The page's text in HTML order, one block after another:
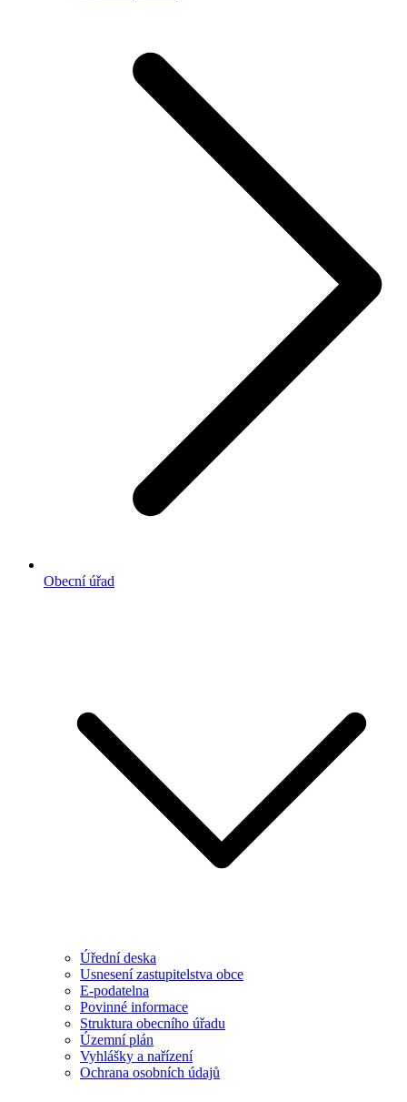
Obecní úřad
Úřední deska
Usnesení zastupitelstva obce
E-podatelna
Povinné informace
Struktura obecního úřadu
Územní plán
Vyhlášky a nařízení
Ochrana osobních údajů